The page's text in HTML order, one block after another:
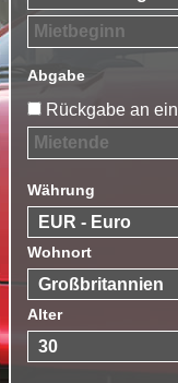
Abgabe
Rückgabe an
Währung
Wohnort
Alter